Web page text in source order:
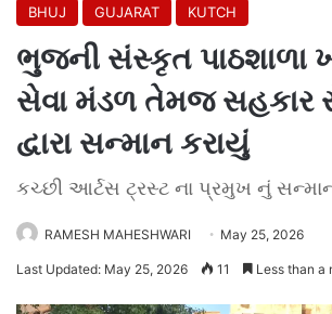
BHUJ GUJARAT KUTCH
ભુજની સંસ્કૃત પાઠશાળા
સેવા મંડળ તેમજ સહકાર
દ્વારા સન્માન કરાયું
કચ્છી આર્ટસ ટ્રસ્ટ ના પ્રમુખ નું
RAMESH MAHESHWARI May 25, 2026
Last Updated: May 25, 2026 11 Less than a